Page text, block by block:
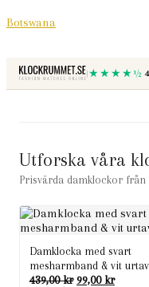
Botswana
|★★★★½
Utforska våra
Prisvärda damklockor från
Damklocka med svart
mesharmband & vit
439,00kr Det
99,00 krDet